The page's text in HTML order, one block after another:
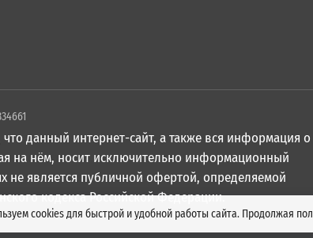
данный интернет-сайт, а также вся информация о
на нём, носит исключительно информационный
не является публичной офертой, определяемой
кодекса Российской Федерации.
cookies для быстрой и удобной работы сайта. Продолжая